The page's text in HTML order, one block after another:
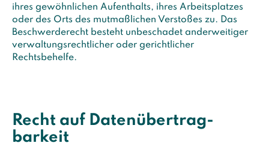
ihres gewöhnlichen Aufenthalts, ihres Arbeitsplatzes
oder des Orts des mutmaßlichen Verstoßes zu. Das
Beschwerderecht besteht unbeschadet anderweitiger
verwaltungsrechtlicher oder gerichtlicher
Rechtsbehelfe.
Recht auf Daten­übertrag­
barkeit